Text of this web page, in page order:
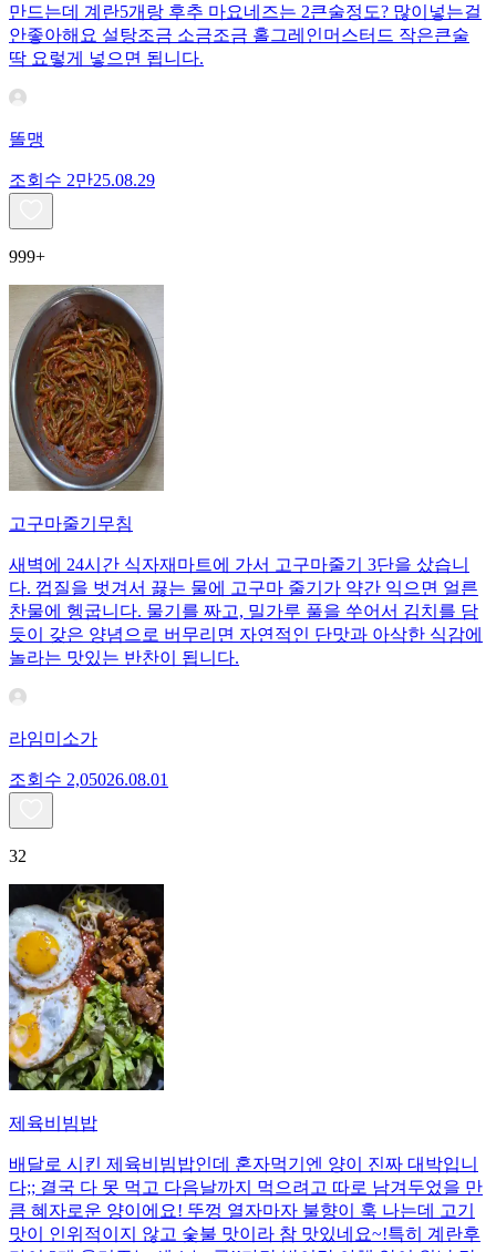
만드는데 계란5개랑 후추 마요네즈는 2큰술정도? 많이넣는걸
안좋아해요 설탕조금 소금조금 홀그레인머스터드 작은큰술
딱 요렇게 넣으면 됩니다.
똘맹
조회수 2만25.08.29
999+
고구마줄기무침
새벽에 24시간 식자재마트에 가서 고구마줄기 3단을 샀습니
다. 껍질을 벗겨서 끓는 물에 고구마 줄기가 약간 익으면 얼른
찬물에 헹굽니다. 물기를 짜고, 밀가루 풀을 쑤어서 김치를 담
듯이 갖은 양념으로 버무리면 자연적인 단맛과 아삭한 식감에
놀라는 맛있는 반찬이 됩니다.
라임미소가
조회수 2,05026.08.01
32
제육비빔밥
배달로 시킨 제육비빔밥인데 혼자먹기엔 양이 진짜 대박입니
다;; 결국 다 못 먹고 다음날까지 먹으려고 따로 남겨두었을 만
큼 혜자로운 양이에요! 뚜껑 열자마자 불향이 훅 나는데 고기
맛이 인위적이지 않고 숯불 맛이라 참 맛있네요~!특히 계란후